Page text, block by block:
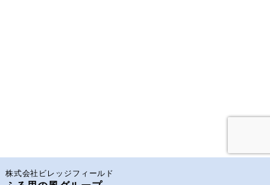
株式会社ビレッジフィールド